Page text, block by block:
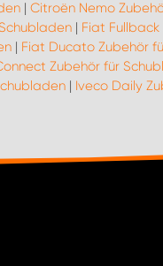
| Citroën Nemo
| Fiat
| Fiat Ducato Zubehör
Zubehör für
| Iveco Daily